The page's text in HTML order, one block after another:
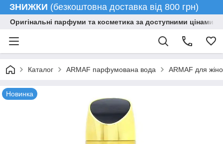
ЗНИЖКИ (безкоштовна доставка від 800 грн)
Оригінальні парфуми та косметика за доступними цінами
Каталог ARMAF парфумована вода ARMAF для
Новинка